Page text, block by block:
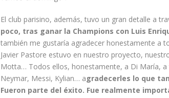
El club parisino, además, tuvo un gran detalle a
poco, tras ganar la Champions con Luis
también me gustaría agradecer honestamente a
Javier Pastore estuvo en nuestro proyecto,
Motta… Todos ellos, honestamente, a Di María,
Neymar, Messi, Kylian… agradecerles lo que
Fueron parte del éxito. Fue realmente